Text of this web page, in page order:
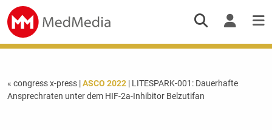
« congress x-press |ASCO 2022| LITESPARK-001: Dauerhafte
Ansprechraten unter dem HIF-2a-Inhibitor Belzutifan